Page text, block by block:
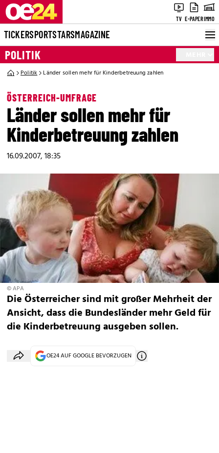
TV E-PAPERIMMO
TICKERSPORTSTARSMAGAZINE
POLITIK
Politik Länder sollen mehr für Kinderbetreuung zahlen
ÖSTERREICH-UMFRAGE
Länder sollen mehr für
Kinderbetreuung zahlen
16.09.2007, 18:35
© APA
Die Österreicher sind mit großer Mehrheit der
Ansicht, dass die Bundesländer mehr Geld für
die Kinderbetreuung ausgeben sollen.
OE24 AUF GOOGLE BEVORZUGEN